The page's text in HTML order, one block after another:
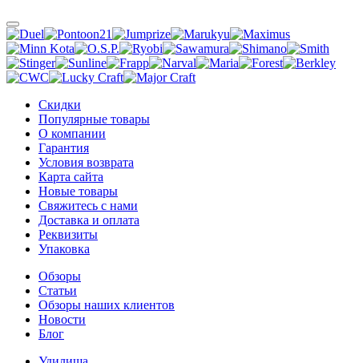
Скидки
Популярные товары
О компании
Гарантия
Условия возврата
Карта сайта
Новые товары
Свяжитесь с нами
Доставка и оплата
Реквизиты
Упаковка
Обзоры
Статьи
Обзоры наших клиентов
Новости
Блог